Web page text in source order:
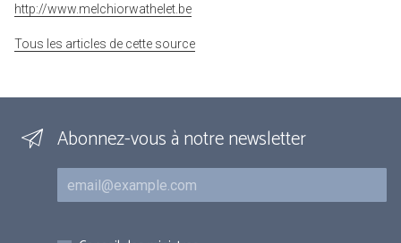
http://www.melchiorwathelet.be
Tous les articles de cette source
Abonnez-vous à notre newsletter
Courriel